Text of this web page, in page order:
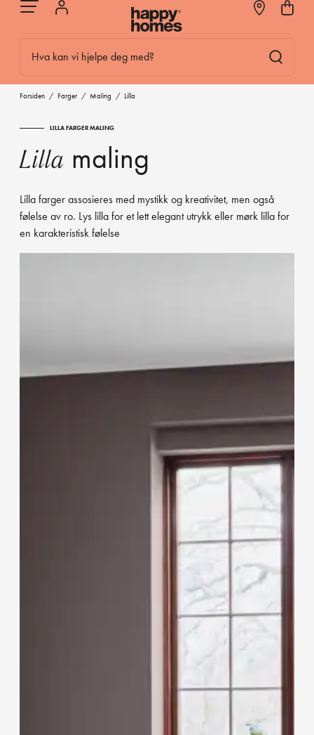
Hva kan vi hjelpe deg med?
Forsiden / Farger / Maling / Lilla
LILLA FARGER MALING
Lilla maling
Lilla farger assosieres med mystikk og kreativitet, men også
følelse av ro. Lys lilla for et lett elegant utrykk eller mørk lilla for
en karakteristisk følelse